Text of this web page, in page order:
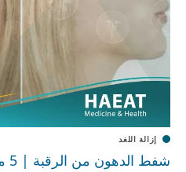
إزالة اللغد
شفط الدهون من الرقبة | 5 مميزات للعملية